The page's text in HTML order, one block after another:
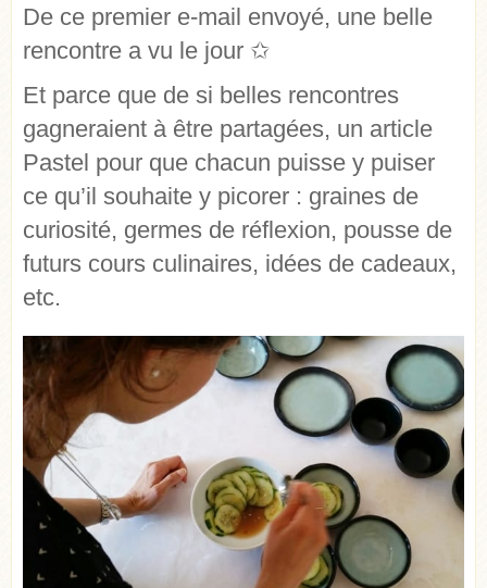
De ce premier e-mail envoyé, une belle
rencontre a vu le jour ✩
Et parce que de si belles rencontres
gagneraient à être partagées, un article
Pastel pour que chacun puisse y puiser
ce qu’il souhaite y picorer : graines de
curiosité, germes de réflexion, pousse de
futurs cours culinaires, idées de cadeaux,
etc.